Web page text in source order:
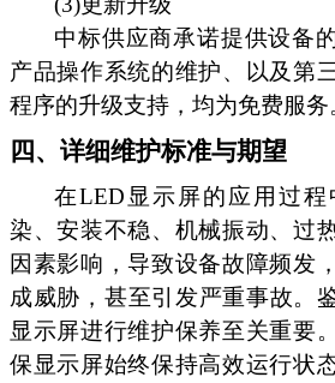
中标供应商承诺提供设备
产品操作系统的维护、以及第
程序的升级支持，均为免费服务
四、详细维护标准与期望
在LED显示屏的应用过
染、安装不稳、机械振动、过
因素影响，导致设备故障频发
成威胁，甚至引发严重事故。
显示屏进行维护保养至关重要
保显示屏始终保持高效运行状